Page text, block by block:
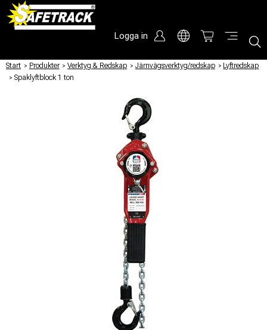
Logga in
Start / Produkter / Verktyg & Redskap / Järnvägsverktyg/redskap / Lyftredskap
/ Spaklyftblock 1 ton